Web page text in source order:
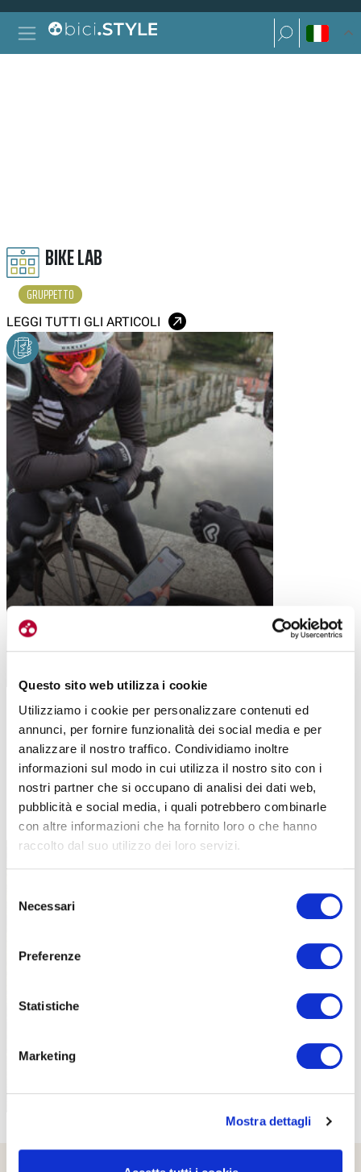
Questo sito web utilizza i cookie
Utilizziamo i cookie per personalizzare contenuti ed
annunci, per fornire funzionalità dei social media e per
analizzare il nostro traffico. Condividiamo inoltre
informazioni sul modo in cui utilizza il nostro sito con i
nostri partner che si occupano di analisi dei dati web,
pubblicità e social media, i quali potrebbero combinarle
con altre informazioni che ha fornito loro o che hanno
raccolto dal suo utilizzo dei loro servizi.
delNecessari
Preferenze
Statistiche
Marketing
Mostra dettagli
Vai al contenuto
Navigazione principale
Ricerca per:
Ricerca per:
BIKE LAB
GRUPPETTO
LEGGI TUTTI GLI ARTICOLI
GRUPPETTO, L’APP CHE UNISCE TUTTI I
TUTTE LE CATEGORIE DEL MAGAZINE